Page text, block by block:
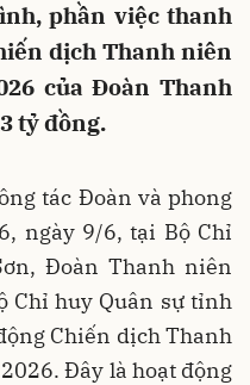
phần việc thanh
dịch Thanh niên
của Đoàn Thanh
tỷ đồng.
tác Đoàn và phong
ngày 9/6, tại Bộ Chỉ
Đoàn Thanh niên
Chỉ huy Quân sự tỉnh
Chiến dịch Thanh
Đây là hoạt động